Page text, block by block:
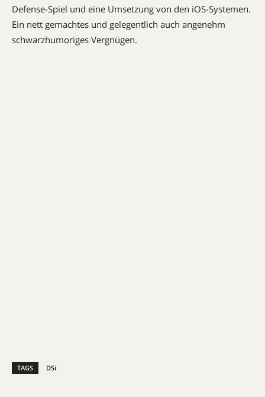
Defense-Spiel und eine Umsetzung von den iOS-Systemen.
Ein nett gemachtes und gelegentlich auch angenehm
schwarzhumoriges Vergnügen.
TAGS DSi